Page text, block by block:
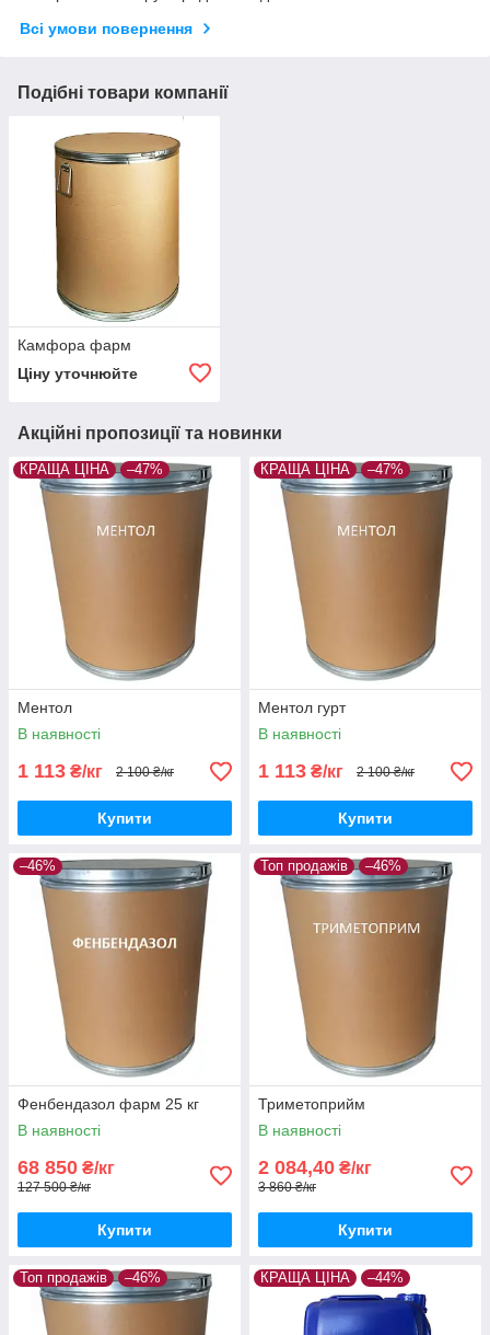
Всі умови повернення
Подібні товари компанії
Камфора фарм
Ціну уточнюйте
Акційні пропозиції та новинки
КРАЩА ЦІНА –47%
Ментол
В наявності
1 113 ₴/кг 2 100 ₴/кг
Купити
КРАЩА ЦІНА –47%
Ментол гурт
В наявності
1 113 ₴/кг 2 100 ₴/кг
Купити
–46%
Фенбендазол фарм 25 кг
В наявності
68 850 ₴/кг
127 500 ₴/кг
Купити
Топ продажів –46%
Триметоприйм
В наявності
2 084,40 ₴/кг
3 860 ₴/кг
Купити
Топ продажів –46% КРАЩА ЦІНА –44%